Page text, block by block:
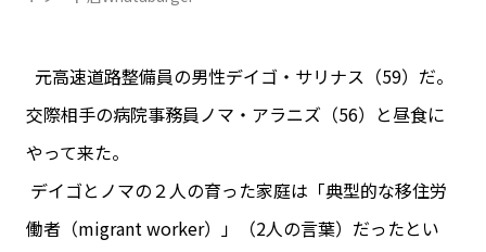
元高速道路整備員の男性デイゴ・サリナス（59）だ。
交際相手の病院事務員ノマ・アラニズ（56）と昼食に
やって来た。
デイゴとノマの２人の育った家庭は「典型的な移住労
働者（migrant worker）」（2人の言葉）だったとい